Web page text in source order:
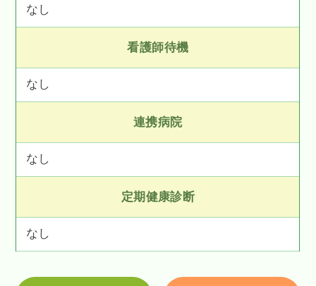
なし
看護師待機
なし
連携病院
なし
定期健康診断
なし